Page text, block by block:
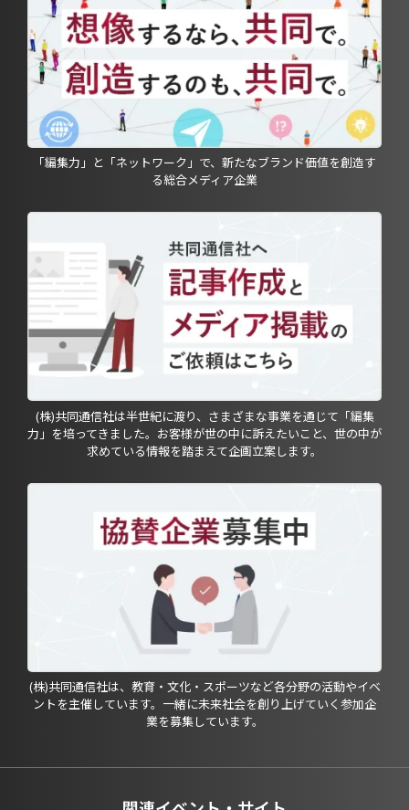
「編集力」と「ネットワーク」で、新たなブランド価値を創造す
る総合メディア企業
(株)共同通信社は半世紀に渡り、さまざまな事業を通じて「編集
力」を培ってきました。お客様が世の中に訴えたいこと、世の中が
求めている情報を踏まえて企画立案します。
(株)共同通信社は、教育・文化・スポーツなど各分野の活動やイベ
ントを主催しています。一緒に未来社会を創り上げていく参加企
業を募集しています。